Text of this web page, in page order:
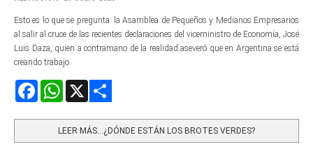
Esto es lo que se pregunta la Asamblea de Pequeños y Medianos Empresarios
al salir al cruce de las recientes declaraciones del viceministro de Economía, José
Luis Daza, quien a contramano de la realidad aseveró que en Argentina se está
creando trabajo.
FacebookWhatsApp
LEER MÁS…¿DÓNDE ESTÁN LOS BROTES VERDES?